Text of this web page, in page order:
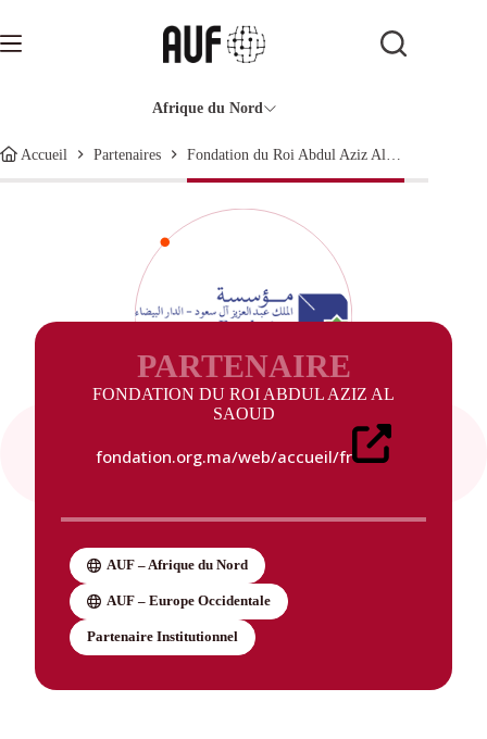
contenu
Afrique du Nord
Accueil Partenaires
PARTENAIRE
FONDATION DU ROI ABDUL AZIZ AL
SAOUD
fondation.org.ma/web/accueil/fr
AUF – Afrique du Nord
AUF – Europe Occidentale
Partenaire Institutionnel